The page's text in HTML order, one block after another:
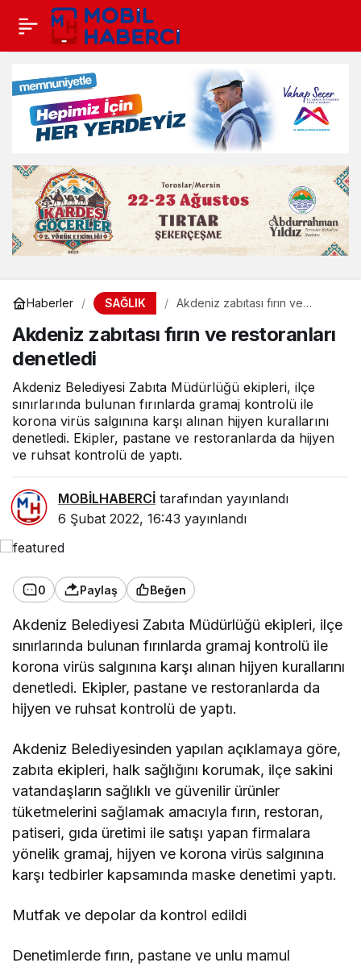
Haberler SAĞLIK
Akdeniz zabıtası fırın ve
Akdeniz zabıtası fırın ve restoranları
denetledi
Akdeniz Belediyesi Zabıta Müdürlüğü ekipleri, ilçe
sınırlarında bulunan fırınlarda gramaj kontrolü ile
korona virüs salgınına karşı alınan hijyen kurallarını
denetledi. Ekipler, pastane ve restoranlarda da hijyen
ve ruhsat kontrolü de yaptı.
MOBİLHABERCİ tarafından yayınlandı
6 Şubat 2022, 16:43 yayınlandı
0 Paylaş Beğen
Akdeniz Belediyesi Zabıta Müdürlüğü ekipleri, ilçe
sınırlarında bulunan fırınlarda gramaj kontrolü ile
korona virüs salgınına karşı alınan hijyen kurallarını
denetledi. Ekipler, pastane ve restoranlarda da
hijyen ve ruhsat kontrolü de yaptı.
Akdeniz Belediyesinden yapılan açıklamaya göre,
zabıta ekipleri, halk sağlığını korumak, ilçe sakini
vatandaşların sağlıklı ve güvenilir ürünler
tüketmelerini sağlamak amacıyla fırın, restoran,
patiseri, gıda üretimi ile satışı yapan firmalara
yönelik gramaj, hijyen ve korona virüs salgınına
karşı tedbirler kapsamında maske denetimi yaptı.
Mutfak ve depolar da kontrol edildi
Denetimlerde fırın, pastane ve unlu mamul